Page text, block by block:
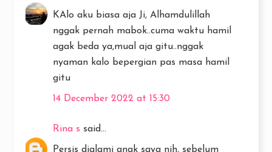
KAlo aku biasa aja Ji, Alhamdulillah
nggak pernah mabok..cuma waktu hamil
agak beda ya,mual aja gitu..nggak
nyaman kalo bepergian pas masa hamil
gitu
14 December 2022 at 15:30
Rina s said...
Persis dialami anak saya nih, sebelum